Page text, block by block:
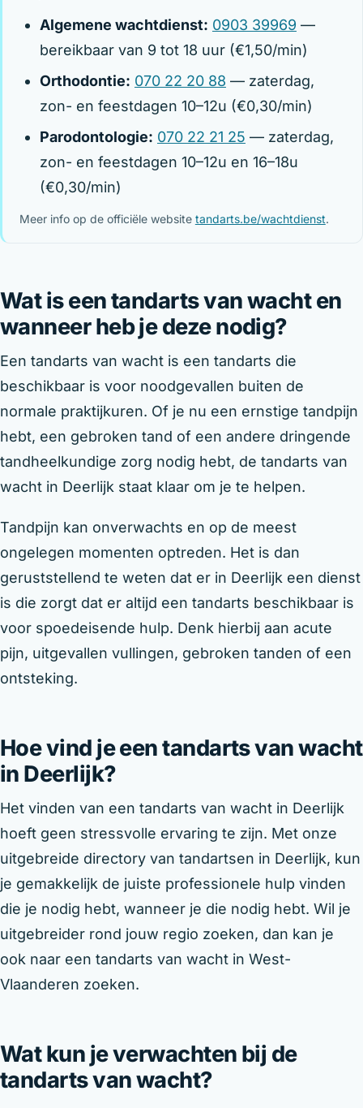
Algemene wachtdienst: 0903 39969 —
bereikbaar van 9 tot 18 uur (€1,50/min)
Orthodontie: 070 22 20 88 — zaterdag,
zon- en feestdagen 10–12u (€0,30/min)
Parodontologie: 070 22 21 25 — zaterdag,
zon- en feestdagen 10–12u en 16–18u
(€0,30/min)
Meer info op de officiële website tandarts.be/wachtdienst.
Wat is een tandarts van wacht en
wanneer heb je deze nodig?
Een tandarts van wacht is een tandarts die
beschikbaar is voor noodgevallen buiten de
normale praktijkuren. Of je nu een ernstige tandpijn
hebt, een gebroken tand of een andere dringende
tandheelkundige zorg nodig hebt, de tandarts van
wacht in Deerlijk staat klaar om je te helpen.
Tandpijn kan onverwachts en op de meest
ongelegen momenten optreden. Het is dan
geruststellend te weten dat er in Deerlijk een dienst
is die zorgt dat er altijd een tandarts beschikbaar is
voor spoedeisende hulp. Denk hierbij aan acute
pijn, uitgevallen vullingen, gebroken tanden of een
ontsteking.
Hoe vind je een tandarts van wacht
in Deerlijk?
Het vinden van een tandarts van wacht in Deerlijk
hoeft geen stressvolle ervaring te zijn. Met onze
uitgebreide directory van tandartsen in Deerlijk, kun
je gemakkelijk de juiste professionele hulp vinden
die je nodig hebt, wanneer je die nodig hebt. Wil je
uitgebreider rond jouw regio zoeken, dan kan je
ook naar een tandarts van wacht in West-
Vlaanderen zoeken.
Wat kun je verwachten bij de
tandarts van wacht?